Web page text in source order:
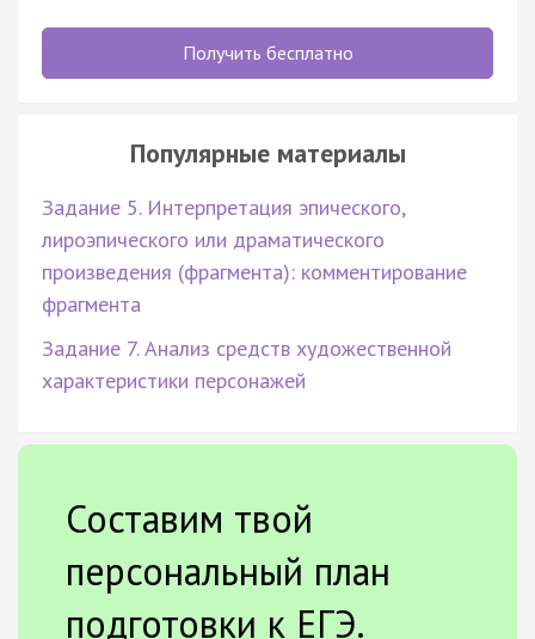
Получить бесплатно
Популярные материалы
Задание 5. Интерпретация эпического,
лироэпического или драматического
произведения (фрагмента): комментирование
фрагмента
Задание 7. Анализ средств художественной
характеристики персонажей
Составим твой
персональный план
подготовки к ЕГЭ.